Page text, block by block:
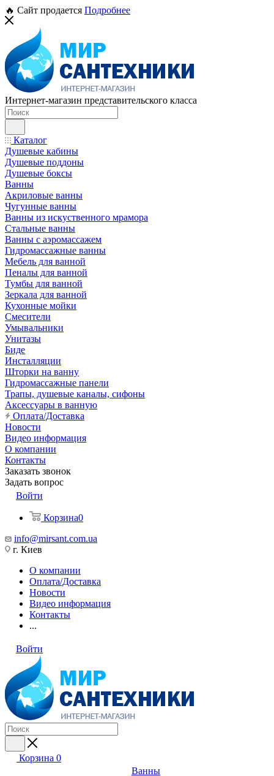
🔥 Сайт продается Подробнее
Интернет-магазин представительского класса
Каталог
Душевые кабины
Душевые поддоны
Душевые боксы
Ванны
Акриловые ванны
Чугунные ванны
Ванны из искуственного мрамора
Стальные ванны
Ванны с аэромассажем
Гидромассажные ванны
Мебель для ванной
Пеналы для ванной
Тумбы для ванной
Зеркала для ванной
Кухонные мойки
Смесители
Умывальники
Унитазы
Биде
Инсталляции
Шторки на ванну
Гидромассажные панели
Трапы, душевые каналы, сифоны
Аксессуары в ванную
Оплата/Доставка
Новости
Видео информация
О компании
Контакты
Заказать звонок
Задать вопрос
Войти
Корзина0
info@mirsant.com.ua
г. Киев
О компании
Оплата/Доставка
Новости
Видео информация
Контакты
...
Войти
Корзина 0
Ванны